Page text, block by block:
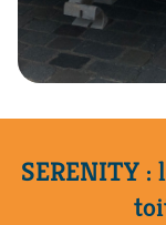
SERENITY :